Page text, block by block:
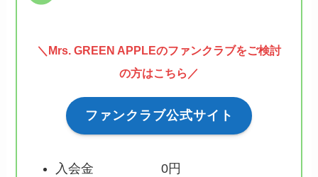
＼Mrs. GREEN APPLEのファンクラブをご検討
の方はこちら／
ファンクラブ公式サイト
入会金 0円